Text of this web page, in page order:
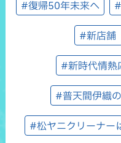
#復帰50年未来へ
#新店舗
#新時代情熱
#普天間伊織
#松ヤニクリーナー